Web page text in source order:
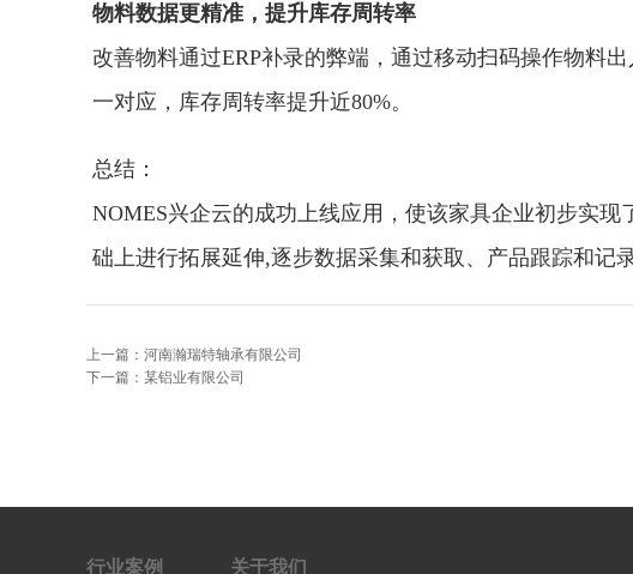
物料数据更精准，提升库存周转率
改善物料通过ERP补录的弊端，通过移动扫码操作物料
一对应，库存周转率提升近80%。
总结：
NOMES兴企云的成功上线应用，使该家具企业初步实
础上进行拓展延伸,逐步数据采集和获取、产品跟踪和记
上一篇：河南瀚瑞特轴承有限公司
下一篇：某铝业有限公司
行业案例 关于我们